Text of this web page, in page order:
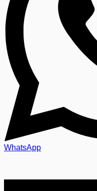
WhatsApp